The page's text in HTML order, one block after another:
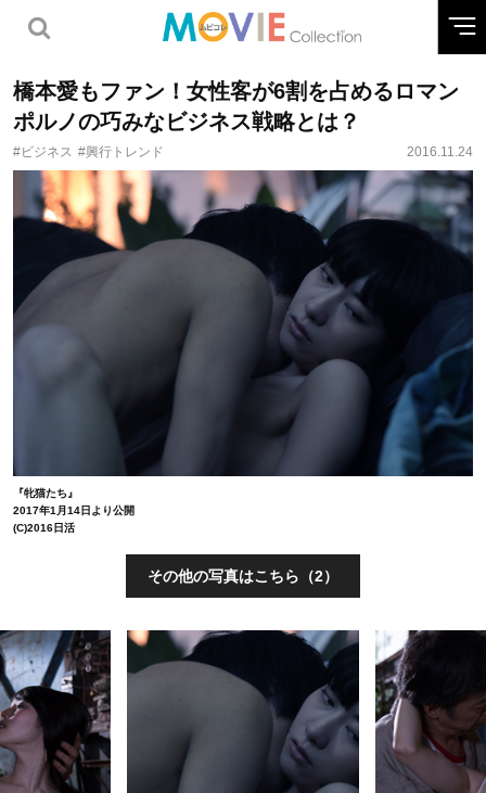
橋本愛もファン！女性客が6割を占めるロマン
ポルノの巧みなビジネス戦略とは？
#ビジネス #興行トレンド 2016.11.24
『牝猫たち』
2017年1月14日より公開
(C)2016日活
その他の写真はこちら（2）